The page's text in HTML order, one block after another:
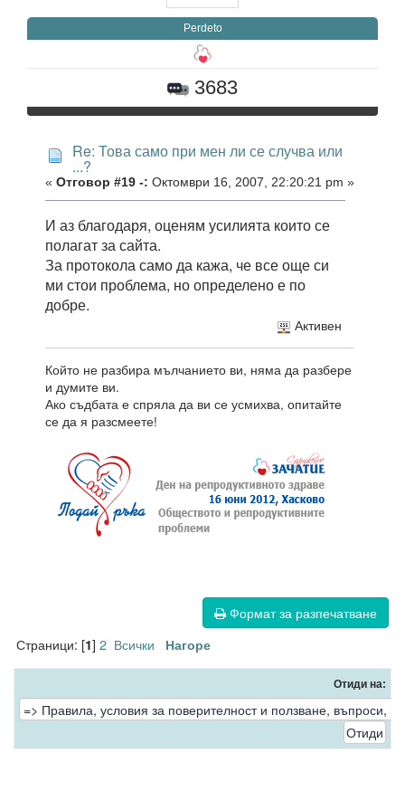
Perdeto
3683
Re: Това само при мен ли се случва или
...?
« Отговор #19 -: Октомври 16, 2007, 22:20:21 pm »
И аз благодаря, оценям усилията които се
полагат за сайта.
За протокола само да кажа, че все още си
ми стои проблема, но определено е по
добре.
Активен
Който не разбира мълчанието ви, няма да разбере
и думите ви.
Ако съдбата е спряла да ви се усмихва, опитайте
се да я разсмеете!
Формат за разпечатване
Страници: [1] 2 Всички Нагоре
Отиди на: